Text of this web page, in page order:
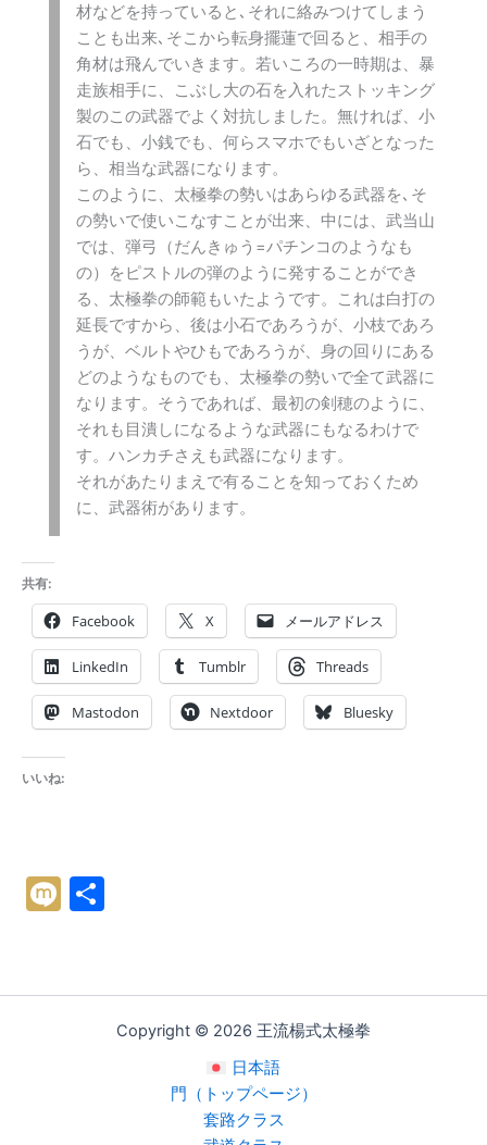
材などを持っていると､それに絡みつけてしまう
ことも出来､そこから転身擺蓮で回ると、相手の
角材は飛んでいきます。若いころの一時期は、暴
走族相手に、こぶし大の石を入れたストッキング
製のこの武器でよく対抗しました。無ければ、小
石でも、小銭でも、何らスマホでもいざとなった
ら、相当な武器になります。
このように、太極拳の勢いはあらゆる武器を､そ
の勢いで使いこなすことが出来、中には、武当山
では、弾弓（だんきゅう=パチンコのようなも
の）をピストルの弾のように発することができ
る、太極拳の師範もいたようです。これは白打の
延長ですから、後は小石であろうが、小枝であろ
うが、ベルトやひもであろうが、身の回りにある
どのようなものでも、太極拳の勢いで全て武器に
なります。そうであれば、最初の剣穂のように、
それも目潰しになるような武器にもなるわけで
す。ハンカチさえも武器になります。
それがあたりまえで有ることを知っておくため
に、武器術があります。
共有:
Facebook X メールアドレス
LinkedIn Tumblr Threads
Mastodon Nextdoor Bluesky
いいね:
M
Copyright © 2026 王流楊式太極拳
日本語
門（トップページ）
套路クラス